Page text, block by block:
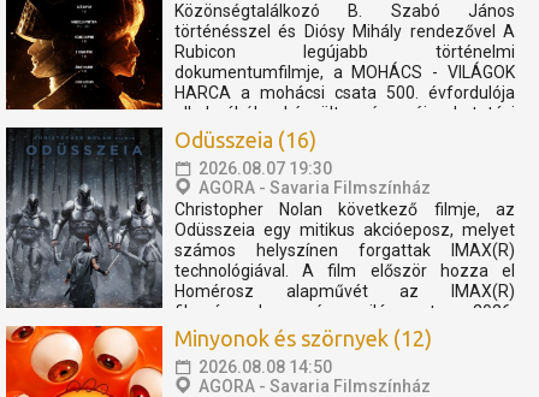
Közönségtalálkozó B. Szabó János
történésszel és Diósy Mihály rendezővel A
Rubicon legújabb történelmi
dokumentumfilmje, a MOHÁCS - VILÁGOK
HARCA a mohácsi csata 500. évfordulója
alkalmából készült, és új kutatási
eredményekre támaszkodva, nemzetközi
történészek bevonásával mutatja be a
magyar történelem...
Odüsszeia (16)
2026.08.07 19:30
AGORA - Savaria Filmszínház
Christopher Nolan következő filmje, az
Odüsszeia egy mitikus akcióeposz, melyet
számos helyszínen forgattak IMAX(R)
technológiával. A film először hozza el
Homérosz alapművét az IMAX(R)
filmvásznakra, és világszerte 2026.
júliusában kerül a mozikba. Az Odüsszeia
főszereplői Matt Damon, Tom Holland,...
Minyonok és szörnyek (12)
2026.08.08 14:50
AGORA - Savaria Filmszínház